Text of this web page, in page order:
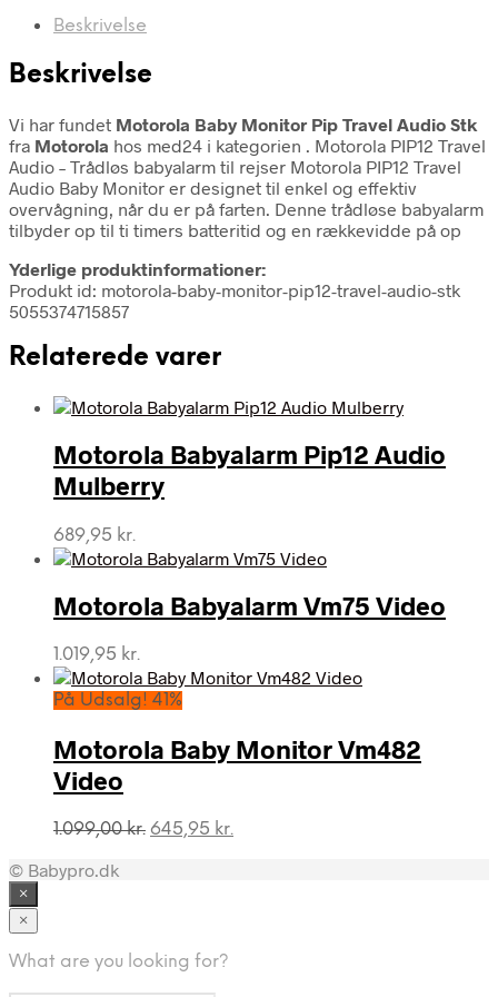
Beskrivelse
Beskrivelse
Vi har fundet Motorola Baby Monitor Pip Travel Audio Stk
fra Motorola hos med24 i kategorien . Motorola PIP12 Travel
Audio – Trådløs babyalarm til rejser Motorola PIP12 Travel
Audio Baby Monitor er designet til enkel og effektiv
overvågning, når du er på farten. Denne trådløse babyalarm
tilbyder op til ti timers batteritid og en rækkevidde på op
Yderlige produktinformationer:
Produkt id: motorola-baby-monitor-pip12-travel-audio-stk
5055374715857
Relaterede varer
Motorola Babyalarm Pip12 Audio
Mulberry
689,95 kr.
Motorola Babyalarm Vm75 Video
1.019,95 kr.
På Udsalg! 41%
Motorola Baby Monitor Vm482
Video
1.099,00kr. Den
645,95 kr.
© Babypro.dk
×
×
What are you looking for?